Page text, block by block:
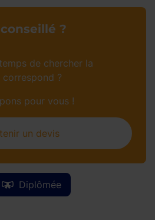
Diplômée
?
de chercher la
?
pour vous !
un devis